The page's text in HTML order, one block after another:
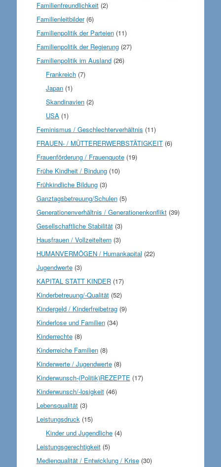
Familienfreundlichkeit(2)
Familienleitbilder(6)
Familienpolitik der Parteien(11)
Familienpolitik der Regierung(27)
Familienpolitik im Ausland(26)
Frankreich (7)
Japan (1)
Skandinavien (2)
USA (1)
Feminismus / Geschlechterverhältnis (11)
FRAUEN- / MÜTTERERWERBSTÄTIGKEIT(6)
Frauenförderung / Frauenquote(19)
Frühe Kindheit / Bindung(10)
Frühkindliche Bildung(3)
Ganztagsbetreuung/Schulen(5)
Generationenverhältnis / Generationenkonflikt(39)
Gesellschaftliche Stabilität(3)
Hausfrauen / Vollzeiteltern(3)
HUMANVERMÖGEN / Humankapital (22)
Jugendwerte(3)
KAPITAL STATT KINDER(17)
Kinderbetreuung/-Qualität(52)
Kindergeld / Kinderfreibetrag(9)
Kinderlose und Familien(34)
Kinderrechte(8)
Kinderreiche Familien(8)
Kinderwerte / Jugendwerte(8)
Kinderwunsch-(Politik)REZEPTE (17)
Kinderwunsch/-losigkeit(46)
Lebensqualität(3)
Leistungsdruck(15)
Kinder und Jugendliche (4)
Leistungsgerechtigkeit(5)
Medienqualität / Entwicklung / Krise(30)